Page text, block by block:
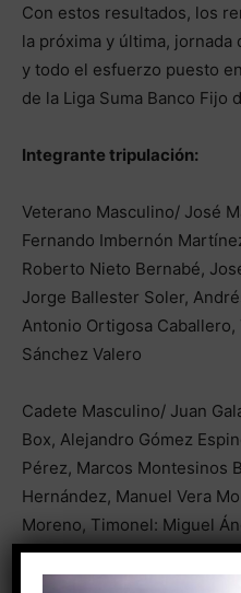
Con estos resultados, los
la próxima y última, jornada
y todo el esfuerzo puesto
de la Liga Suma Banco Fijo
Integrante tripulación:
Veterano Masculino/ José
Fernando Imbernón
Roberto Nieto Bernabé,
Jorge Ballester Soler,
Antonio Ortigosa
Sánchez Valero
Cadete Masculino/ Juan
Box, Alejandro Gómez
Pérez, Marcos Montesinos
Hernández, Manuel Vera
Moreno, Timonel: Miguel
Veteranas femenina/